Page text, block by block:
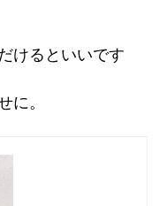
けるといいです
に。